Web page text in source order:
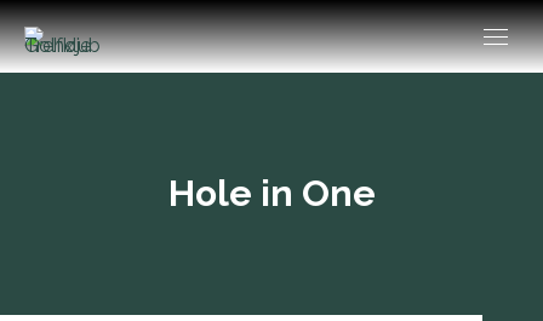
Hole in One